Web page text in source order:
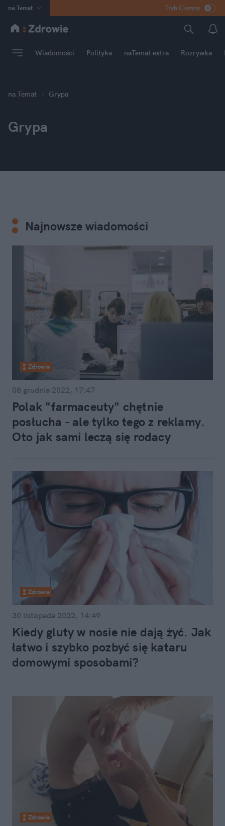
na:Temat
INN Poland
mama
Rozrywka
Tryb Ciemny
Wiadomości Polityka naTemat extra Rozrywka
na:Temat Grypa
Grypa
Najnowsze wiadomości
Zdrowie
08 grudnia 2022, 17:47
Polak "farmaceuty" chętnie
posłucha - ale tylko tego z reklamy.
Oto jak sami leczą się rodacy
Zdrowie
30 listopada 2022, 14:49
Kiedy gluty w nosie nie dają żyć. Jak
łatwo i szybko pozbyć się kataru
domowymi sposobami?
Zdrowie